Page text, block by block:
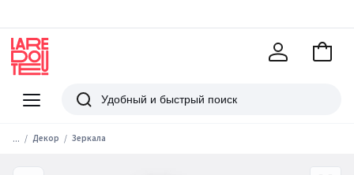
Меню
Redoute
Поиск
В
... Декор Зеркала